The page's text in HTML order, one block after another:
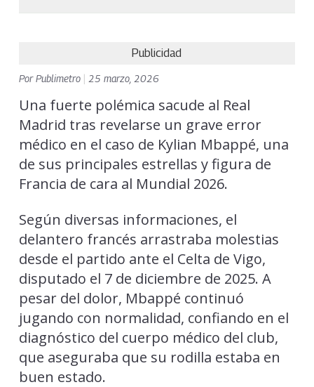
Publicidad
PorPublimetro 25 marzo, 2026
Una fuerte polémica sacude al Real
Madrid tras revelarse un grave error
médico en el caso de Kylian Mbappé, una
de sus principales estrellas y figura de
Francia de cara al Mundial 2026.
Según diversas informaciones, el
delantero francés arrastraba molestias
desde el partido ante el Celta de Vigo,
disputado el 7 de diciembre de 2025. A
pesar del dolor, Mbappé continuó
jugando con normalidad, confiando en el
diagnóstico del cuerpo médico del club,
que aseguraba que su rodilla estaba en
buen estado.